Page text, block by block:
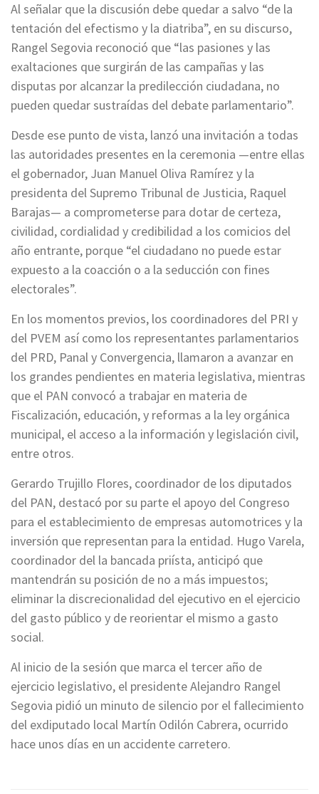
Al señalar que la discusión debe quedar a salvo “de la
tentación del efectismo y la diatriba”, en su discurso,
Rangel Segovia reconoció que “las pasiones y las
exaltaciones que surgirán de las campañas y las
disputas por alcanzar la predilección ciudadana, no
pueden quedar sustraídas del debate parlamentario”.
Desde ese punto de vista, lanzó una invitación a todas
las autoridades presentes en la ceremonia —entre ellas
el gobernador, Juan Manuel Oliva Ramírez y la
presidenta del Supremo Tribunal de Justicia, Raquel
Barajas— a comprometerse para dotar de certeza,
civilidad, cordialidad y credibilidad a los comicios del
año entrante, porque “el ciudadano no puede estar
expuesto a la coacción o a la seducción con fines
electorales”.
En los momentos previos, los coordinadores del PRI y
del PVEM así como los representantes parlamentarios
del PRD, Panal y Convergencia, llamaron a avanzar en
los grandes pendientes en materia legislativa, mientras
que el PAN convocó a trabajar en materia de
Fiscalización, educación, y reformas a la ley orgánica
municipal, el acceso a la información y legislación civil,
entre otros.
Gerardo Trujillo Flores, coordinador de los diputados
del PAN, destacó por su parte el apoyo del Congreso
para el establecimiento de empresas automotrices y la
inversión que representan para la entidad. Hugo Varela,
coordinador del la bancada priísta, anticipó que
mantendrán su posición de no a más impuestos;
eliminar la discrecionalidad del ejecutivo en el ejercicio
del gasto público y de reorientar el mismo a gasto
social.
Al inicio de la sesión que marca el tercer año de
ejercicio legislativo, el presidente Alejandro Rangel
Segovia pidió un minuto de silencio por el fallecimiento
del exdiputado local Martín Odilón Cabrera, ocurrido
hace unos días en un accidente carretero.